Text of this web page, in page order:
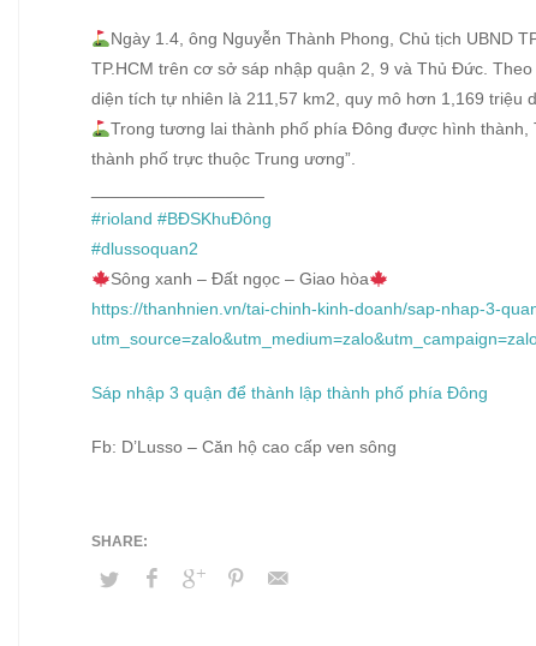
Ngày 1.4, ông Nguyễn Thành Phong, Chủ tịch UBND
TP.HCM trên cơ sở sáp nhập quận 2, 9 và Thủ Đức.
diện tích tự nhiên là 211,57 km2, quy mô hơn 1,169 triệu
Trong tương lai thành phố phía Đông được hình thành,
thành phố trực thuộc Trung ương”.
#rioland #BĐSKhuĐông
#dlussoquan2
Sông xanh – Đất ngọc – Giao hòa
https://thanhnien.vn/tai-chinh-kinh-doanh/sap-nhap-3-
Sáp nhập 3 quận để thành lập thành phố phía Đông
Fb: D’Lusso – Căn hộ cao cấp ven sông